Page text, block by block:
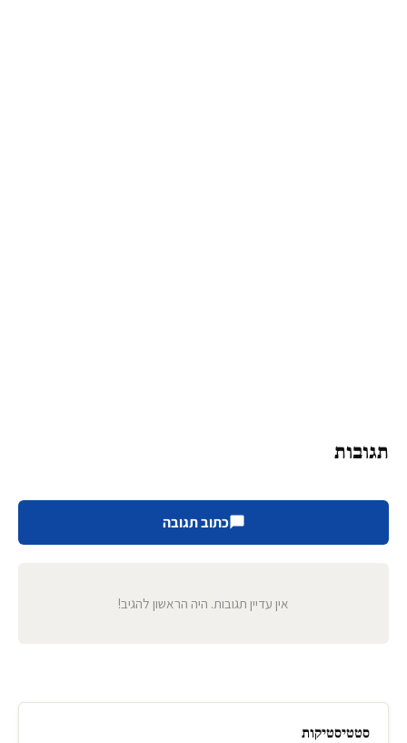
תגובות
כתוב תגובה
אין עדיין תגובות. היה הראשון להגיב!
סטטיסטיקות